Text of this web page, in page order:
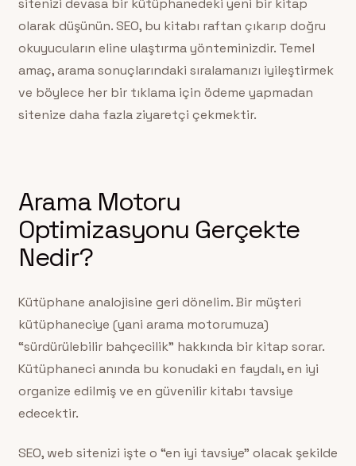
sitenizi devasa bir kütüphanedeki yeni bir kitap
olarak düşünün. SEO, bu kitabı raftan çıkarıp doğru
okuyucuların eline ulaştırma yönteminizdir. Temel
amaç, arama sonuçlarındaki sıralamanızı iyileştirmek
ve böylece her bir tıklama için ödeme yapmadan
sitenize daha fazla ziyaretçi çekmektir.
Arama Motoru
Optimizasyonu Gerçekte
Nedir?
Kütüphane analojisine geri dönelim. Bir müşteri
kütüphaneciye (yani arama motorumuza)
“sürdürülebilir bahçecilik” hakkında bir kitap sorar.
Kütüphaneci anında bu konudaki en faydalı, en iyi
organize edilmiş ve en güvenilir kitabı tavsiye
edecektir.
SEO, web sitenizi işte o “en iyi tavsiye” olacak şekilde